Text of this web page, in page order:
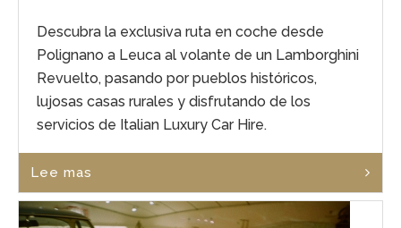
Descubra la exclusiva ruta en coche desde
Polignano a Leuca al volante de un Lamborghini
Revuelto, pasando por pueblos históricos,
lujosas casas rurales y disfrutando de los
servicios de Italian Luxury Car Hire.
Lee mas